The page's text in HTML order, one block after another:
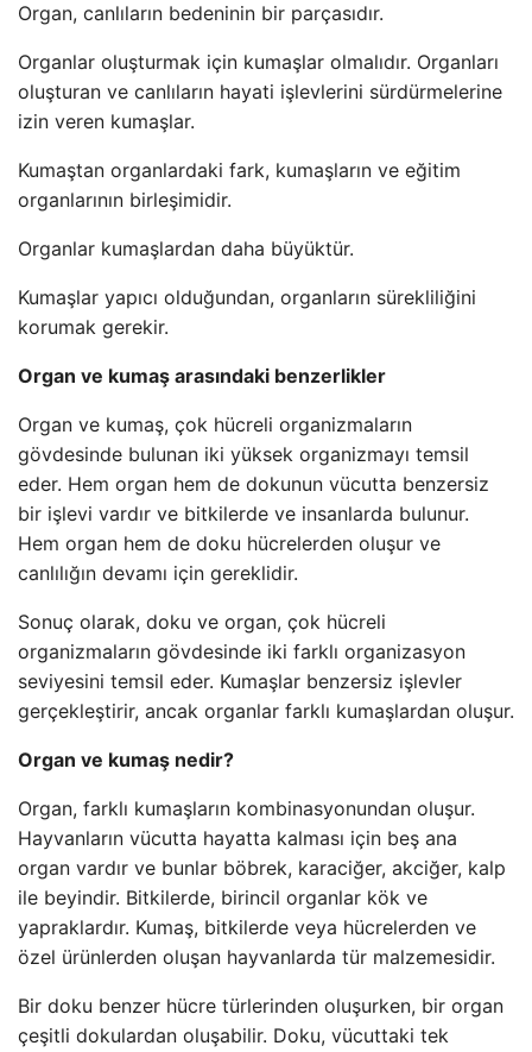
Organ, canlıların bedeninin bir parçasıdır.
Organlar oluşturmak için kumaşlar olmalıdır. Organları
oluşturan ve canlıların hayati işlevlerini sürdürmelerine
izin veren kumaşlar.
Kumaştan organlardaki fark, kumaşların ve eğitim
organlarının birleşimidir.
Organlar kumaşlardan daha büyüktür.
Kumaşlar yapıcı olduğundan, organların sürekliliğini
korumak gerekir.
Organ ve kumaş arasındaki benzerlikler
Organ ve kumaş, çok hücreli organizmaların
gövdesinde bulunan iki yüksek organizmayı temsil
eder. Hem organ hem de dokunun vücutta benzersiz
bir işlevi vardır ve bitkilerde ve insanlarda bulunur.
Hem organ hem de doku hücrelerden oluşur ve
canlılığın devamı için gereklidir.
Sonuç olarak, doku ve organ, çok hücreli
organizmaların gövdesinde iki farklı organizasyon
seviyesini temsil eder. Kumaşlar benzersiz işlevler
gerçekleştirir, ancak organlar farklı kumaşlardan oluşur.
Organ ve kumaş nedir?
Organ, farklı kumaşların kombinasyonundan oluşur.
Hayvanların vücutta hayatta kalması için beş ana
organ vardır ve bunlar böbrek, karaciğer, akciğer, kalp
ile beyindir. Bitkilerde, birincil organlar kök ve
yapraklardır. Kumaş, bitkilerde veya hücrelerden ve
özel ürünlerden oluşan hayvanlarda tür malzemesidir.
Bir doku benzer hücre türlerinden oluşurken, bir organ
çeşitli dokulardan oluşabilir. Doku, vücuttaki tek